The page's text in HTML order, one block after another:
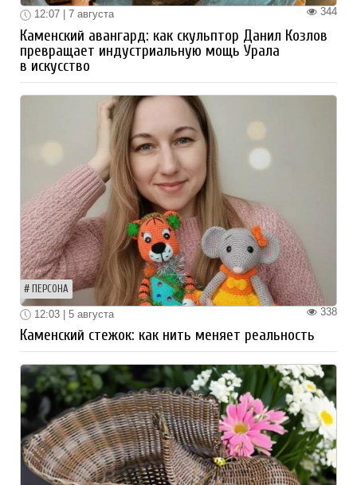
344
12:07 | 7 августа
Каменский авангард: как скульптор Данил Козлов
превращает индустриальную мощь Урала
в искусство
ПЕРСОНА
338
12:03 | 5 августа
Каменский стежок: как нить меняет реальность